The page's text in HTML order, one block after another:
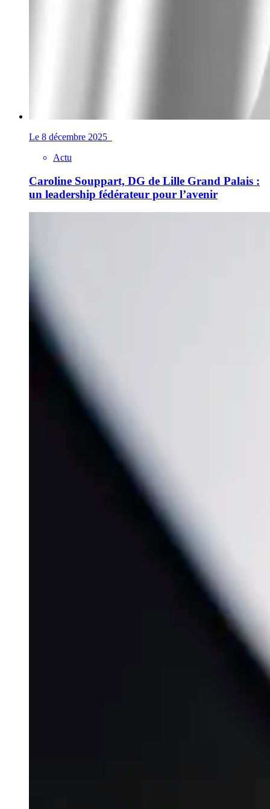
Le 8 décembre 2025
Actu
Caroline Souppart, DG de Lille Grand Palais :
un leadership fédérateur pour l’avenir